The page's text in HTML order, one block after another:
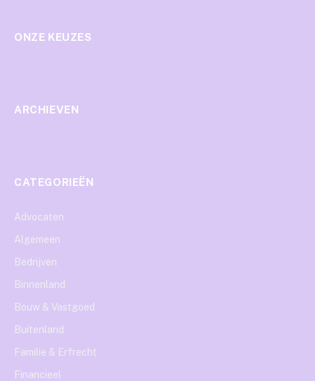
ONZE KEUZES
ARCHIEVEN
CATEGORIEËN
Advocaten
Algemeen
Bedrijven
Binnenland
Bouw & Vastgoed
Buitenland
Familie & Erfrecht
Financieel